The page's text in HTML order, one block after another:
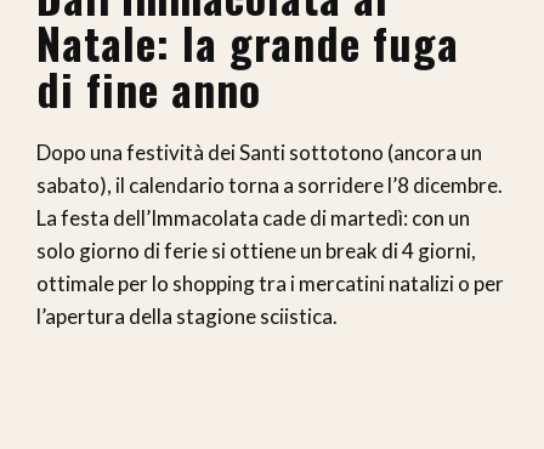
Natale: la grande fuga
di fine anno
Dopo una festività dei Santi sottotono (ancora un
sabato), il calendario torna a sorridere l’8 dicembre.
La festa dell’Immacolata cade di martedì: con un
solo giorno di ferie si ottiene un break di 4 giorni,
ottimale per lo shopping tra i mercatini natalizi o per
l’apertura della stagione sciistica.